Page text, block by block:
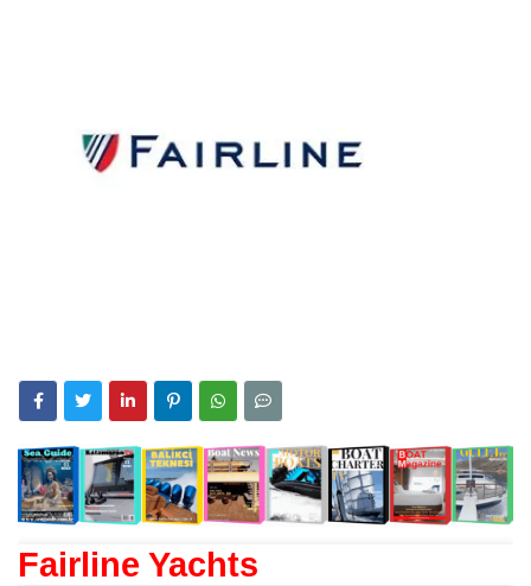
Fairline Yachts